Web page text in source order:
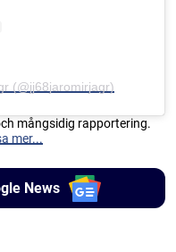
(@jj68jaromirjagr)
mångsidig rapportering.
mer...
News